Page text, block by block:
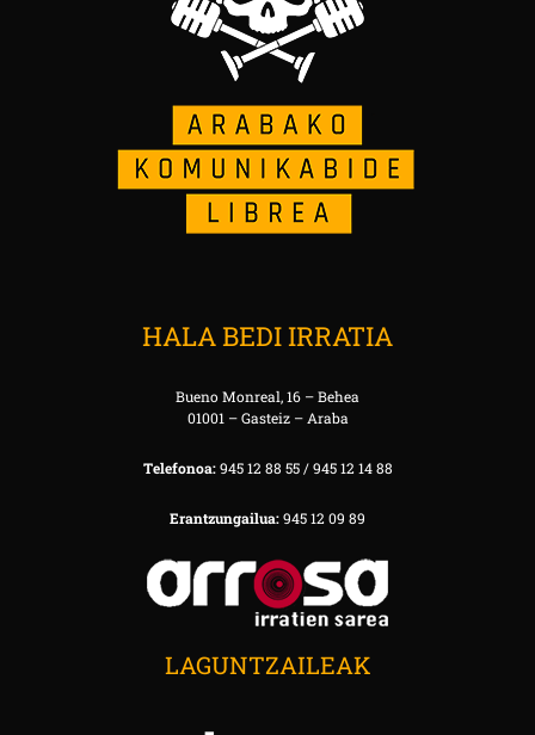
HALA BEDI IRRATIA
Bueno Monreal, 16 – Behea
01001 – Gasteiz – Araba
Telefonoa:945 12 88 55 / 945 12 14 88
Erantzungailua:945 12 09 89
LAGUNTZAILEAK